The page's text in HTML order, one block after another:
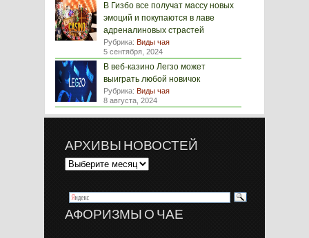
В Гизбо все получат массу новых
эмоций и покупаются в лаве
адреналиновых страстей
Рубрика: Виды чая
5 сентября, 2024
В веб-казино Легзо может
выиграть любой новичок
Рубрика: Виды чая
8 августа, 2024
АРХИВЫ НОВОСТЕЙ
АФОРИЗМЫ О ЧАЕ